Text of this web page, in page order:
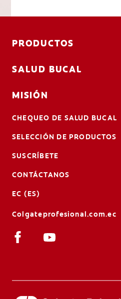
PRODUCTOS
SALUD BUCAL
MISIÓN
CHEQUEO DE SALUD BUCAL
SELECCIÓN DE PRODUCTOS
SUSCRÍBETE
CONTÁCTANOS
EC (ES)
Colgateprofesional.com.ec